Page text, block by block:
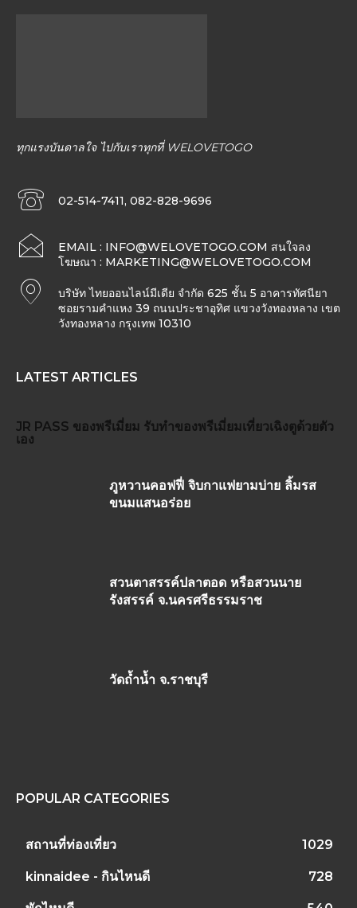
ทุกแรงบันดาลใจ ไปกับเราทุกที่ WELOVETOGO
02-514-7411, 082-828-9696
EMAIL : INFO@WELOVETOGO.COM สนใจลง
โฆษณา : MARKETING@WELOVETOGO.COM
บริษัท ไทยออนไลน์มีเดีย จำกัด 625 ชั้น 5 อาคารทัศนียา
ซอยรามคำแหง 39 ถนนประชาอุทิศ แขวงวังทองหลาง เขต
วังทองหลาง กรุงเทพ 10310
LATEST ARTICLES
JR PASS ของพรีเมี่ยม รับทำของพรีเมี่ยมเที่ยวเฉิงตูด้วยตัว
เอง
ภูหวานคอฟฟี่ จิบกาแฟยามบ่าย ลิ้มรส
ขนมแสนอร่อย
สวนตาสรรค์ปลาตอด หรือสวนนาย
รังสรรค์ จ.นครศรีธรรมราช
วัดถ้ำน้ำ จ.ราชบุรี
POPULAR CATEGORIES
สถานที่ท่องเที่ยว 1029
kinnaidee - กินไหนดี 728